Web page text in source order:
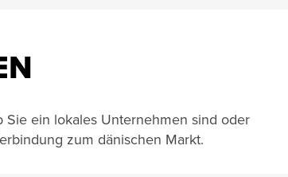
Sie ein lokales Unternehmen sind oder
zum dänischen Markt.